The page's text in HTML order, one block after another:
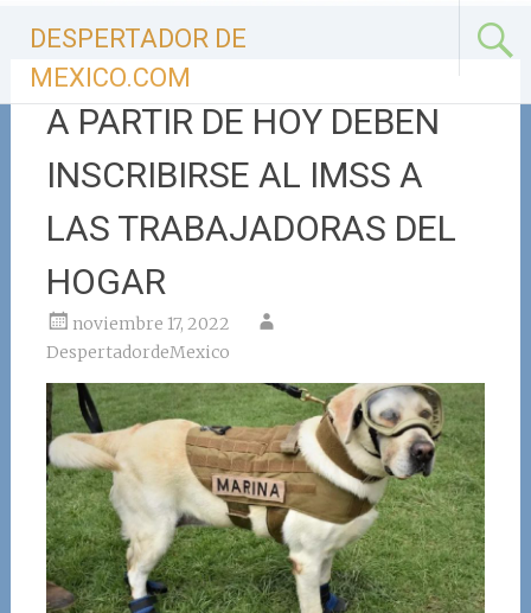
contenido
DESPERTADOR DE
MEXICO.COM
A PARTIR DE HOY DEBEN
INSCRIBIRSE AL IMSS A
LAS TRABAJADORAS DEL
HOGAR
noviembre 17, 2022
DespertadordeMexico